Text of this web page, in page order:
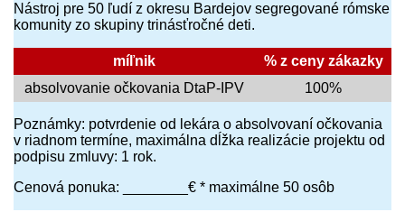
Nástroj pre 50 ľudí z okresu Bardejov segregované rómske
komunity zo skupiny trinásťročné deti.
míľnik
% z ceny zákazky
absolvovanie očkovania DtaP-IPV
100%
Poznámky: potvrdenie od lekára o absolvovaní očkovania
v riadnom termíne, maximálna dĺžka realizácie projektu od
podpisu zmluvy: 1 rok.
Cenová ponuka: ________€ * maximálne 50 osôb